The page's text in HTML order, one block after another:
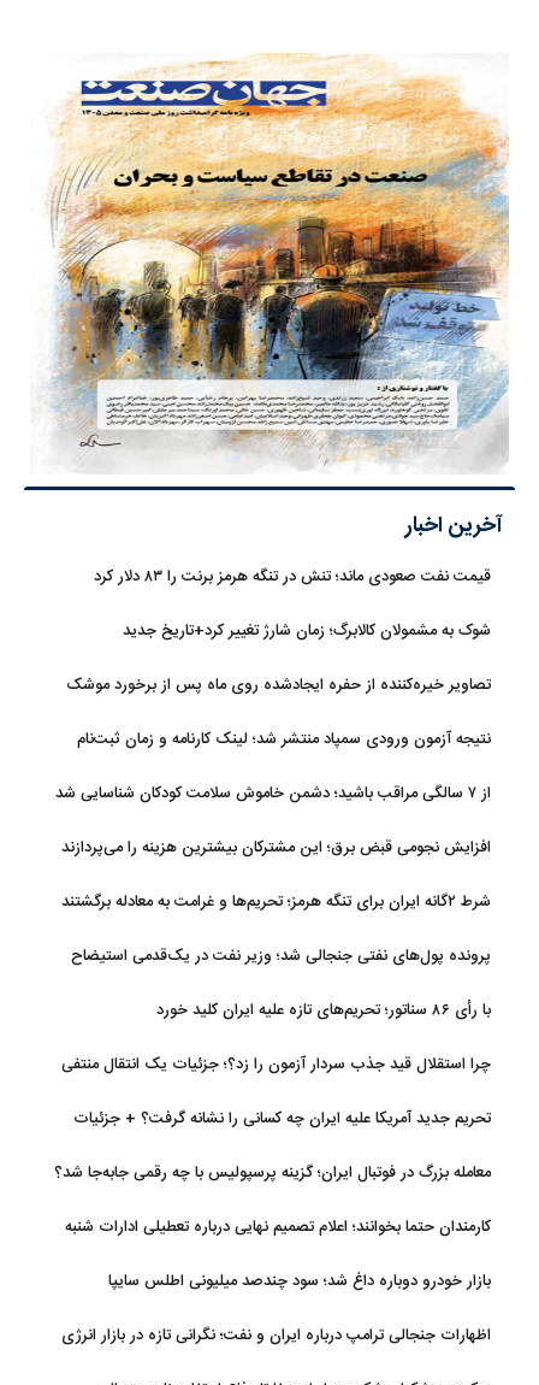
آخرین اخبار
قیمت نفت صعودی ماند؛ تنش در تنگه هرمز برنت را ۸۳ دلار کرد
شوک به مشمولان کالابرگ؛ زمان شارژ تغییر کرد+تاریخ جدید
تصاویر خیره‌کننده از حفره ایجادشده روی ماه پس از برخورد موشک
نتیجه آزمون ورودی سمپاد منتشر شد؛ لینک کارنامه و زمان ثبت‌نام
از ۷ سالگی مراقب باشید؛ دشمن خاموش سلامت کودکان شناسایی شد
افزایش نجومی قبض برق؛ این مشترکان بیشترین هزینه را می‌پردازند
شرط ۲گانه ایران برای تنگه هرمز؛ تحریم‌ها و غرامت به معادله برگشتند
پرونده پول‌های نفتی جنجالی شد؛ وزیر نفت در یک‌قدمی استیضاح
با رأی ۸۶ سناتور؛ تحریم‌های تازه علیه ایران کلید خورد
چرا استقلال قید جذب سردار آزمون را زد؟؛ جزئیات یک انتقال منتفی
تحریم جدید آمریکا علیه ایران چه کسانی را نشانه گرفت؟ + جزئیات
معامله بزرگ در فوتبال ایران؛ گزینه پرسپولیس با چه رقمی جابه‌جا شد؟
کارمندان حتما بخوانند؛ اعلام تصمیم نهایی درباره تعطیلی ادارات شنبه
بازار خودرو دوباره داغ شد؛ سود چندصد میلیونی اطلس سایپا
اظهارات جنجالی ترامپ درباره ایران و نفت؛ نگرانی تازه در بازار انرژی